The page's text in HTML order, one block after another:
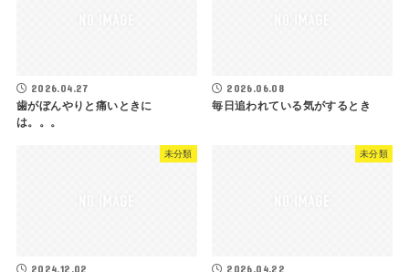
2026.04.27
歯がぼんやりと痛いときに
は。。。
2026.06.08
毎日追われている気がするとき
未分類
2024.12.02
未分類
2026.04.22